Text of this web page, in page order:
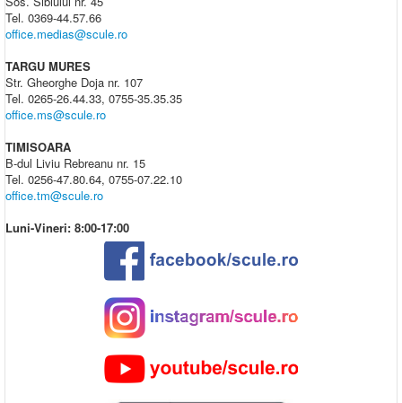
Tel. 0369-44.57.66
office.medias@scule.ro
TARGU MURES
Str. Gheorghe Doja nr. 107
Tel. 0265-26.44.33, 0755-35.35.35
office.ms@scule.ro
TIMISOARA
B-dul Liviu Rebreanu nr. 15
Tel. 0256-47.80.64, 0755-07.22.10
office.tm@scule.ro
Luni-Vineri: 8:00-17:00